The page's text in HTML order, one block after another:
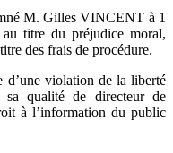
M. Gilles VINCENT à 1
titre du préjudice moral,
des frais de procédure.
d’une violation de la liberté
qualité de directeur de
à l’information du public